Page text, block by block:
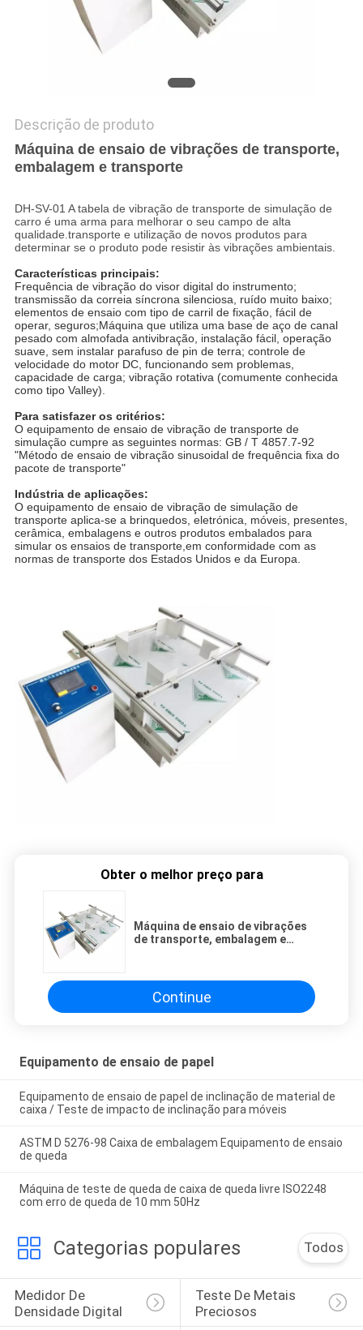
Descrição de produto
Máquina de ensaio de vibrações de transporte,
embalagem e transporte
DH-SV-01 A tabela de vibração de transporte de simulação de
carro é uma arma para melhorar o seu campo de alta
qualidade.transporte e utilização de novos produtos para
determinar se o produto pode resistir às vibrações ambientais.
Características principais:
Frequência de vibração do visor digital do instrumento;
transmissão da correia síncrona silenciosa, ruído muito baixo;
elementos de ensaio com tipo de carril de fixação, fácil de
operar, seguros;Máquina que utiliza uma base de aço de canal
pesado com almofada antivibração, instalação fácil, operação
suave, sem instalar parafuso de pin de terra; controle de
velocidade do motor DC, funcionando sem problemas,
capacidade de carga; vibração rotativa (comumente conhecida
como tipo Valley).
Para satisfazer os critérios:
O equipamento de ensaio de vibração de transporte de
simulação cumpre as seguintes normas: GB / T 4857.7-92
"Método de ensaio de vibração sinusoidal de frequência fixa do
pacote de transporte"
Indústria de aplicações:
O equipamento de ensaio de vibração de simulação de
transporte aplica-se a brinquedos, eletrónica, móveis, presentes,
cerâmica, embalagens e outros produtos embalados para
simular os ensaios de transporte,em conformidade com as
normas de transporte dos Estados Unidos e da Europa.
Obter o melhor preço para
Máquina de ensaio de vibrações
de transporte, embalagem e
Continue
Equipamento de ensaio de papel
Equipamento de ensaio de papel de inclinação de material de
caixa / Teste de impacto de inclinação para móveis
ASTM D 5276-98 Caixa de embalagem Equipamento de ensaio
de queda
Máquina de teste de queda de caixa de queda livre ISO2248
com erro de queda de 10 mm 50Hz
Categorias populares Todos
Medidor De
Densidade Digital
Teste De Metais
Preciosos